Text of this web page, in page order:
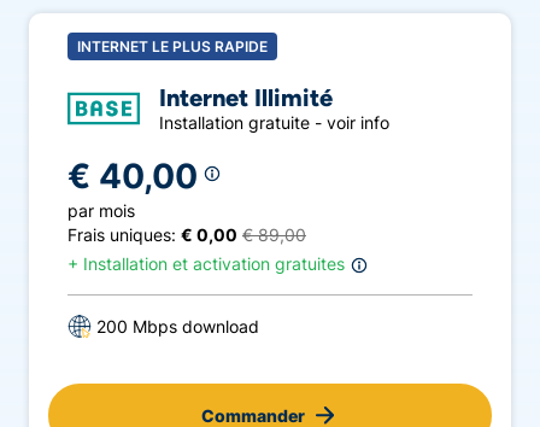
standard? Ici, vous trouverez les promotions
BASE et offres BASE les plus récentes.
INTERNET LE PLUS RAPIDE
Internet Illimité
Installation gratuite - voir info
€ 40,00
par mois
Frais uniques: € 0,00 € 89,00
+ Installation et activation gratuites
200 Mbps download
Commander